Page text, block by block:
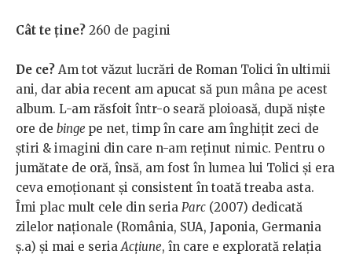
Cât te ține? 260 de pagini
De ce? Am tot văzut lucrări de Roman Tolici în ultimii
ani, dar abia recent am apucat să pun mâna pe acest
album. L-am răsfoit într-o seară ploioasă, după niște
ore de binge pe net, timp în care am înghițit zeci de
știri & imagini din care n-am reținut nimic. Pentru o
jumătate de oră, însă, am fost în lumea lui Tolici și era
ceva emoționant și consistent în toată treaba asta.
Îmi plac mult cele din seria Parc (2007) dedicată
zilelor naționale (România, SUA, Japonia, Germania
ș.a) și mai e seriaAcțiune, în care e explorată relația